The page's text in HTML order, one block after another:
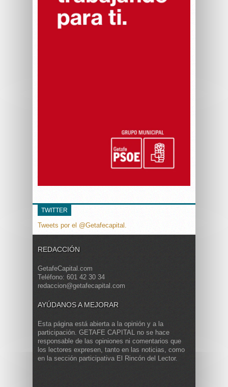
TWITTER
Tweets por el @Getafecapital.
REDACCIÓN
GetafeCapital.com
Teléfono: 601 42 30 34
redaccion@getafecapital.com
AYÚDANOS A MEJORAR
Esta página está abierta a la opinión y a la
participación. GETAFE CAPITAL no se hace
responsable de las opiniones ni comentarios que
los lectores expresen, tanto en las noticias, como
en la sección participativa El Rincón del Lector.